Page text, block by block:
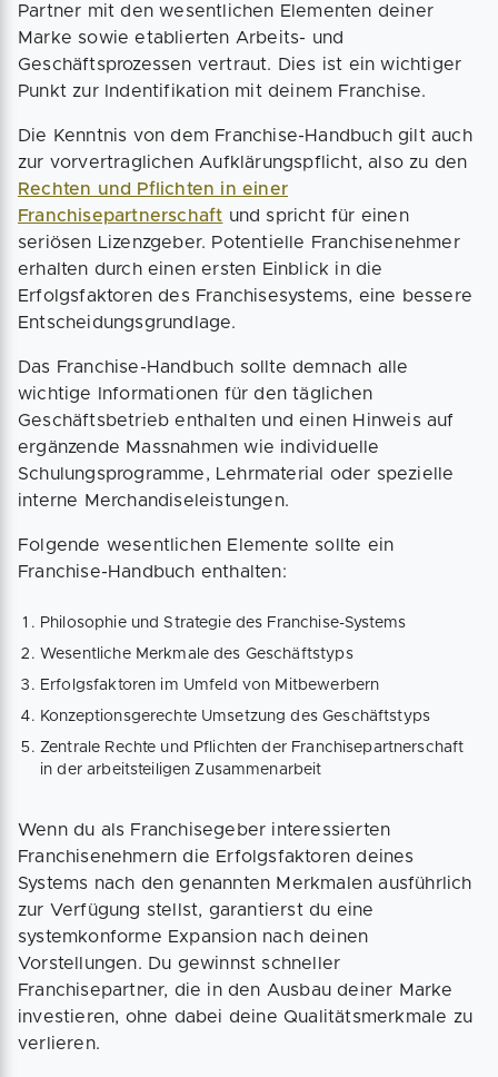
Partner mit den wesentlichen Elementen deiner
Marke sowie etablierten Arbeits- und
Geschäftsprozessen vertraut. Dies ist ein wichtiger
Punkt zur Indentifikation mit deinem Franchise.
Die Kenntnis von dem Franchise-Handbuch gilt auch
zur vorvertraglichen Aufklärungspflicht, also zu den
Rechten und Pflichten in einer
Franchisepartnerschaft und spricht für einen
seriösen Lizenzgeber. Potentielle Franchisenehmer
erhalten durch einen ersten Einblick in die
Erfolgsfaktoren des Franchisesystems, eine bessere
Entscheidungsgrundlage.
Das Franchise-Handbuch sollte demnach alle
wichtige Informationen für den täglichen
Geschäftsbetrieb enthalten und einen Hinweis auf
ergänzende Massnahmen wie individuelle
Schulungsprogramme, Lehrmaterial oder spezielle
interne Merchandiseleistungen.
Folgende wesentlichen Elemente sollte ein
Franchise-Handbuch enthalten:
Philosophie und Strategie des Franchise-Systems
Wesentliche Merkmale des Geschäftstyps
Erfolgsfaktoren im Umfeld von Mitbewerbern
Konzeptionsgerechte Umsetzung des Geschäftstyps
Zentrale Rechte und Pflichten der Franchisepartnerschaft
in der arbeitsteiligen Zusammenarbeit
Wenn du als Franchisegeber interessierten
Franchisenehmern die Erfolgsfaktoren deines
Systems nach den genannten Merkmalen ausführlich
zur Verfügung stellst, garantierst du eine
systemkonforme Expansion nach deinen
Vorstellungen. Du gewinnst schneller
Franchisepartner, die in den Ausbau deiner Marke
investieren, ohne dabei deine Qualitätsmerkmale zu
verlieren.